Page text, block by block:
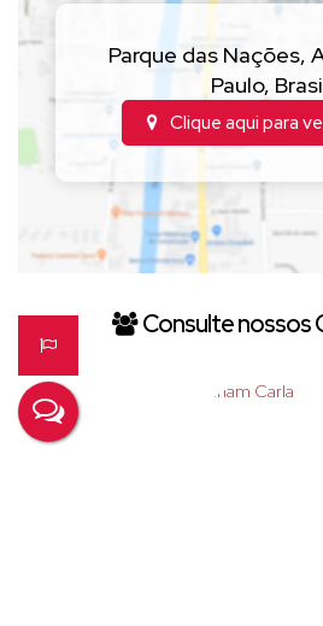
seu pet
🚗 Garagem coberta
💎 Diferenciais:
✨ Casa reformada
✨ Área externa projetada
✨ Pintura nova
✨ Revestimentos em tons
✨ Molduras em gesso
✨ Portas, janelas e luminárias
Uma casa cheia de
linda, pronta para receber você e
Parque das Nações,
Paulo,
Clique aqui para
Consulte nossos